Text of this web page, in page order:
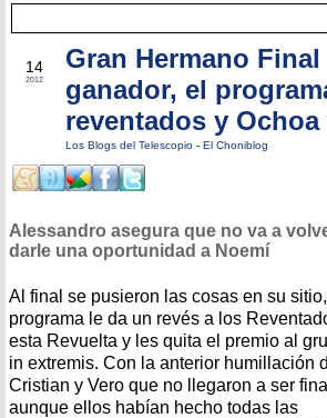
14
2012
Gran Hermano
ganador, el
reventados y
Los Blogs del Telescopio - El Choniblog
Alessandro asegura que no va a
darle una oportunidad a Noemí
Al final se pusieron las cosas en su sitio,
programa le da un revés a los
esta Revuelta y les quita el premio al
in extremis. Con la anterior humillación
Cristian y Vero que no llegaron a ser
aunque ellos habían hecho todas las